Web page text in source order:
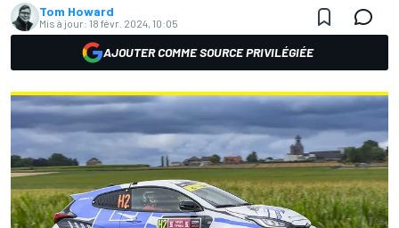
Tom Howard
Mis à jour: 18 févr. 2024, 10:05
AJOUTER COMME SOURCE PRIVILÉGIÉE